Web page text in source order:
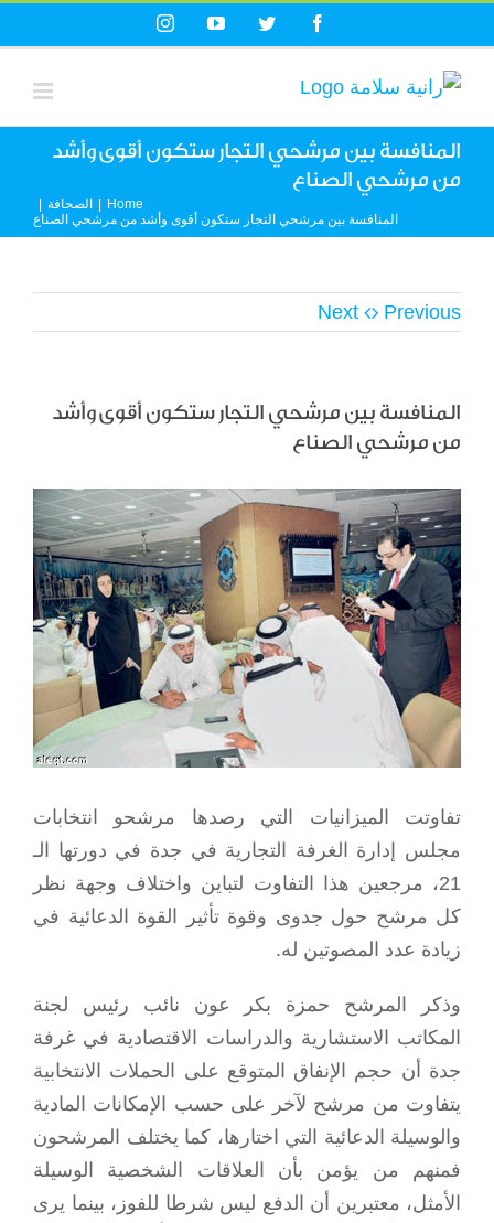
to
content
Facebook
Twitter
YouTube
Instagram
المنافسة بين مرشحي التجار ستكون أقوى وأشد
من مرشحي الصناع
Home الصحافة
المنافسة بين مرشحي التجار ستكون أقوى وأشد من مرشحي الصناع
Previous
Next
المنافسة بين مرشحي التجار ستكون أقوى وأشد
من مرشحي الصناع
View
Larger
Image
تفاوتت الميزانيات التي رصدها مرشحو انتخابات
مجلس إدارة الغرفة التجارية في جدة في دورتها الـ
21، مرجعين هذا التفاوت لتباين واختلاف وجهة نظر
كل مرشح حول جدوى وقوة تأثير القوة الدعائية في
زيادة عدد المصوتين له.
وذكر المرشح حمزة بكر عون نائب رئيس لجنة
المكاتب الاستشارية والدراسات الاقتصادية في غرفة
جدة أن حجم الإنفاق المتوقع على الحملات الانتخابية
يتفاوت من مرشح لآخر على حسب الإمكانات المادية
والوسيلة الدعائية التي اختارها، كما يختلف المرشحون
فمنهم من يؤمن بأن العلاقات الشخصية الوسيلة
الأمثل، معتبرين أن الدفع ليس شرطا للفوز، بينما يرى